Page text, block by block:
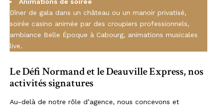
Dîner de gala dans un château ou un manoir privatisé,
soirée casino animée par des croupiers professionnels,
ambiance Belle Époque à Cabourg, animations musicales
live.
Le Défi Normand et le Deauville Express, nos
activités signatures
Au-delà de notre rôle d’agence, nous concevons et